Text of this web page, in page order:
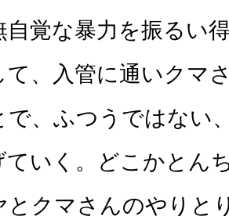
自覚な暴力を振るい
て、入管に通いクマ
で、ふつうではない
ていく。どこかとん
とクマさんのやりと